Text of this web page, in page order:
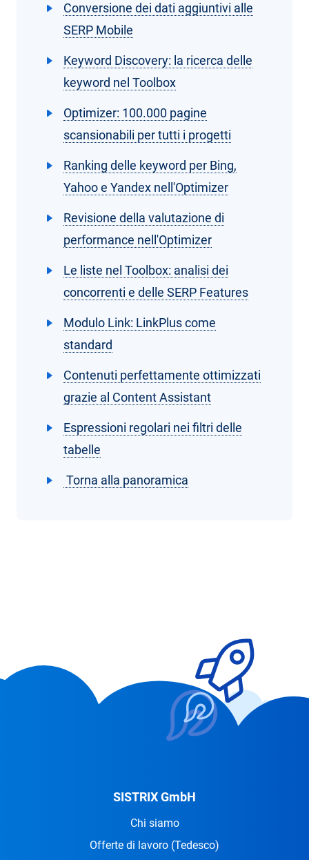
Conversione dei dati aggiuntivi alle
SERP Mobile
Keyword Discovery: la ricerca delle
keyword nel Toolbox
Optimizer: 100.000 pagine
scansionabili per tutti i progetti
Ranking delle keyword per Bing,
Yahoo e Yandex nell'Optimizer
Revisione della valutazione di
performance nell'Optimizer
Le liste nel Toolbox: analisi dei
concorrenti e delle SERP Features
Modulo Link: LinkPlus come
standard
Contenuti perfettamente ottimizzati
grazie al Content Assistant
Espressioni regolari nei filtri delle
tabelle
Torna alla panoramica
SISTRIX GmbH
Chi siamo
Offerte di lavoro (Tedesco)